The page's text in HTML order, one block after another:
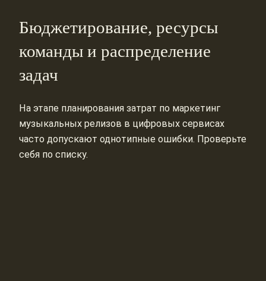
Бюджетирование, ресурсы
команды и распределение
задач
На этапе планирования затрат по маркетинг
музыкальных релизов в цифровых сервисах
часто допускают однотипные ошибки. Проверьте
себя по списку.